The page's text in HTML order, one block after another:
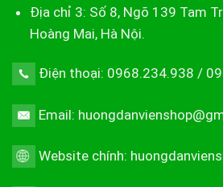
Địa chỉ 3: Số 8, Ngõ 139 Tam
Hoàng Mai, Hà Nội.
Điện thoại: 0968.234.938 /
Email:
Website chính: